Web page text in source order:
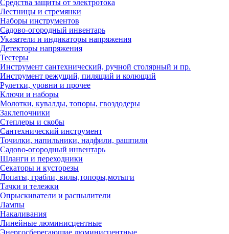
Средства защиты от электротока
Лестницы и стремянки
Наборы инструментов
Садово-огородный инвентарь
Указатели и индикаторы напряжения
Детекторы напряжения
Тестеры
Инструмент сантехнический, ручной столярный и пр.
Инструмент режущий, пилящий и колющий
Рулетки, уровни и прочее
Ключи и наборы
Молотки, кувалды, топоры, гвоздодеры
Заклепочники
Степлеры и скобы
Сантехнический инструмент
Точилки, напильники, надфили, рашпили
Садово-огородный инвентарь
Шланги и переходники
Секаторы и кусторезы
Лопаты, грабли, вилы,топоры,мотыги
Тачки и тележки
Опрыскиватели и распылители
Лампы
Накаливания
Линейные люминисцентные
Энергосберегающие люминисцентные